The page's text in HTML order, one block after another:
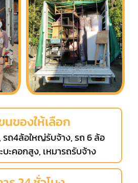
ของให้เลือก
รถ4ล้อใหญ่รับจ้าง, รถ 6 ล้อ
บะคอกสูง, เหมารถรับจ้าง